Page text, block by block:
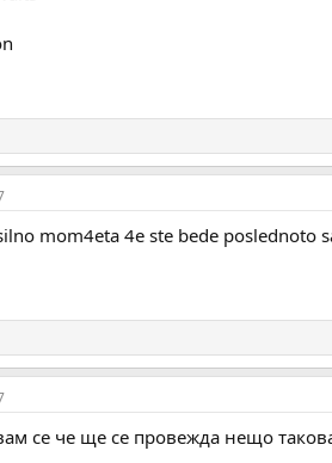
mom4eta 4e ste bede poslednoto
се че ще се провежда нещо